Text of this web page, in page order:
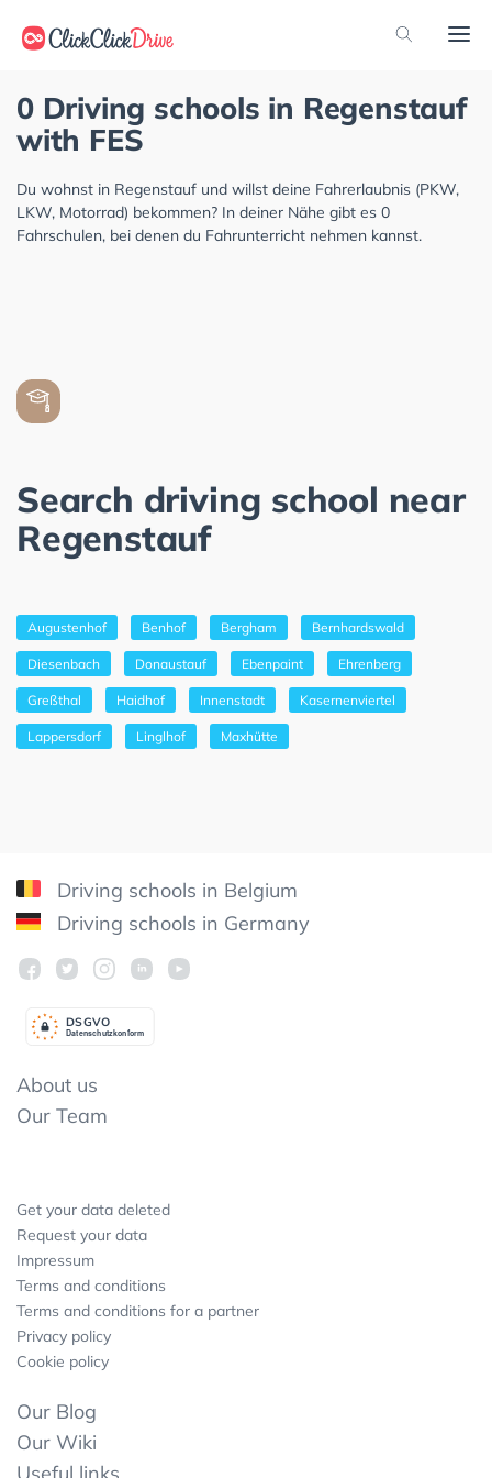
0 Driving schools in Regenstauf
with FES
Du wohnst in Regenstauf und willst deine Fahrerlaubnis (PKW,
LKW, Motorrad) bekommen? In deiner Nähe gibt es 0
Fahrschulen, bei denen du Fahrunterricht nehmen kannst.
Search driving school near
Regenstauf
Augustenhof Benhof Bergham Bernhardswald
Diesenbach Donaustauf Ebenpaint Ehrenberg
Greßthal Haidhof Innenstadt Kasernenviertel
Lappersdorf Linglhof Maxhütte
Driving schools in Belgium
Driving schools in Germany
Datenschutzkonform
DSGVO
About us
Our Team
Get your data deleted
Request your data
Impressum
Terms and conditions
Terms and conditions for a partner
Privacy policy
Cookie policy
Our Blog
Our Wiki